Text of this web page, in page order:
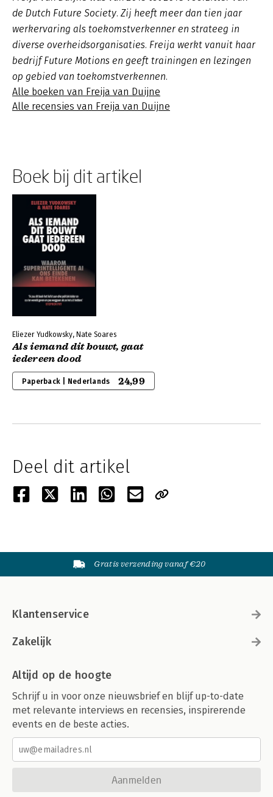
de Dutch Future Society. Zij heeft meer dan tien jaar
werkervaring als toekomstverkenner en strateeg in
diverse overheidsorganisaties. Freija werkt vanuit haar
bedrijf Future Motions en geeft trainingen en lezingen
op gebied van toekomstverkennen.
Alle boeken van Freija van Duijne
Alle recensies van Freija van Duijne
Boek bij dit artikel
Eliezer Yudkowsky, Nate Soares
Als iemand dit bouwt, gaat
iedereen dood
Paperback | Nederlands 24,99
Deel dit artikel
Gratis verzending vanaf €20
Klantenservice
Zakelijk
Altijd op de hoogte
Schrijf u in voor onze nieuwsbrief en blijf up-to-date
met relevante interviews en recensies, inspirerende
events en de beste acties.
Aanmelden